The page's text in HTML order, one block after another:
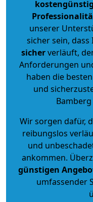
kostengünstig
unserer
sicher sein,
sicherverläuft,
Anforderungen
haben die
und
Wir sorgen dafür,
reibungslos
und
ankommen.
günstigen
umfassender